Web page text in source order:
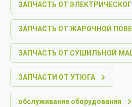
ЗАПЧАСТЬ ОТ
ЗАПЧАСТЬ ОТ ЖАРОЧНОЙ
ЗАПЧАСТЬ ОТ СУШИЛЬНОЙ
ЗАПЧАСТИ ОТ УТЮГА
обслуживание оборудования